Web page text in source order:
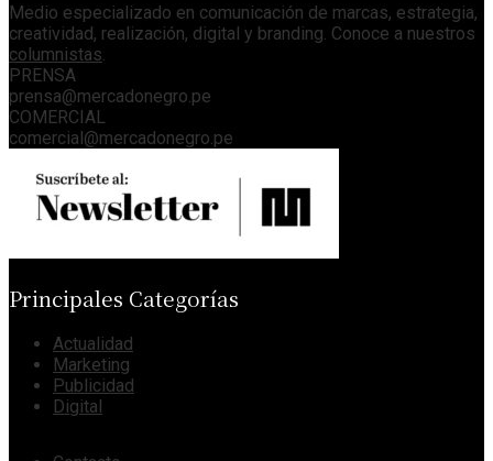
Medio especializado en comunicación de marcas, estrategia,
creatividad, realización, digital y branding. Conoce a nuestros
columnistas
PRENSA
prensa@mercadonegro.pe
COMERCIAL
comercial@mercadonegro.pe
Principales Categorías
Actualidad
Marketing
Publicidad
Digital